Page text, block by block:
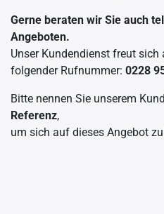
Gerne beraten wir Sie auch
Angeboten.
Unser Kundendienst freut
folgender Rufnummer: 0228
Bitte nennen Sie unserem
Referenz,
um sich auf dieses Angebot